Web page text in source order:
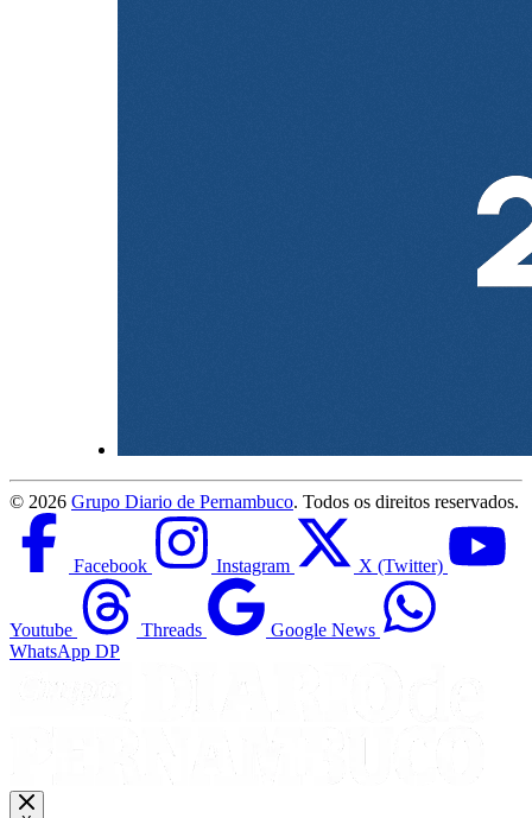
© 2026 Grupo Diario de Pernambuco. Todos os direitos reservados.
Facebook Instagram X (Twitter)
Youtube Threads
Google News
WhatsApp DP